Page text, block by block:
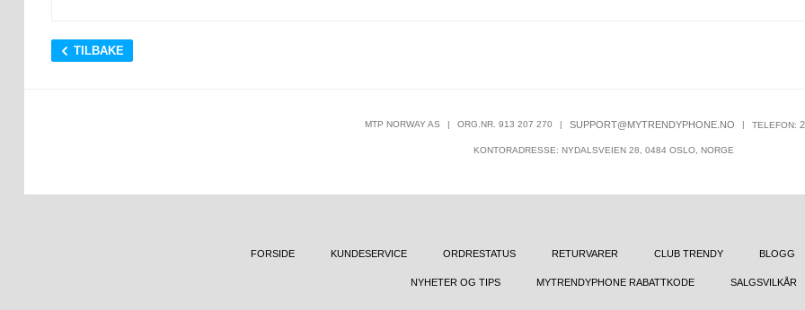
TILBAKE
MTP NORWAY AS | ORG.NR. 913 207 270 | SUPPORT@MYTRENDYPHONE.NO | TELEFON:
KONTORADRESSE: NYDALSVEIEN 28, 0484 OSLO, NORGE
FORSIDE KUNDESERVICE ORDRESTATUS RETURVARER CLUB TRENDY BLOGG
NYHETER OG TIPS MYTRENDYPHONE RABATTKODE SALGSVILKÅR